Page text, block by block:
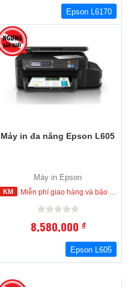
Epson L6170
Máy in đa năng Epson L605
Máy in Epson
Miễn phí giao hàng và bảo hành tận nơi trong nội thành Hồ Chí Minh
8,580,000đ
Epson L605